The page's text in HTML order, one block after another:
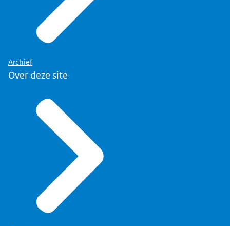
Archief
Over deze site